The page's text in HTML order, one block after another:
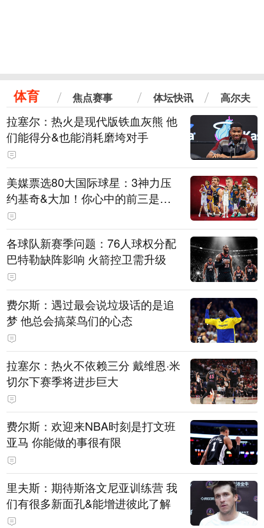
体育 焦点赛事 体坛快讯 高尔夫
拉塞尔：热火是现代版铁血灰熊 他
们能得分&也能消耗磨垮对手
美媒票选80大国际球星：3神力压
约基奇&大加！你心中的前三是
谁？
各球队新赛季问题：76人球权分配
巴特勒缺阵影响 火箭控卫需升级
费尔斯：遇过最会说垃圾话的是追
梦 他总会搞菜鸟们的心态
拉塞尔：热火不依赖三分 戴维恩·米
切尔下赛季将进步巨大
费尔斯：欢迎来NBA时刻是打文班
亚马 你能做的事很有限
里夫斯：期待斯洛文尼亚训练营 我
们有很多新面孔&能增进彼此了解